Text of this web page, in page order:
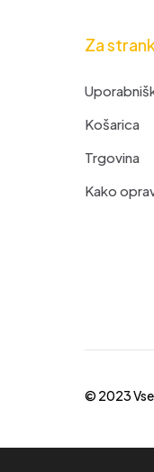
Za
Košarica
Trgovina
Kako
© 2023